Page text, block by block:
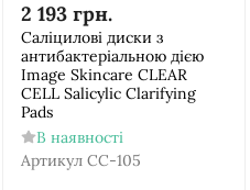
2 193 грн.
Саліцилові диски з
антибактеріальною дією
Image Skincare CLEAR
CELL Salicylic Clarifying
Pads
В наявності
Артикул CC-105